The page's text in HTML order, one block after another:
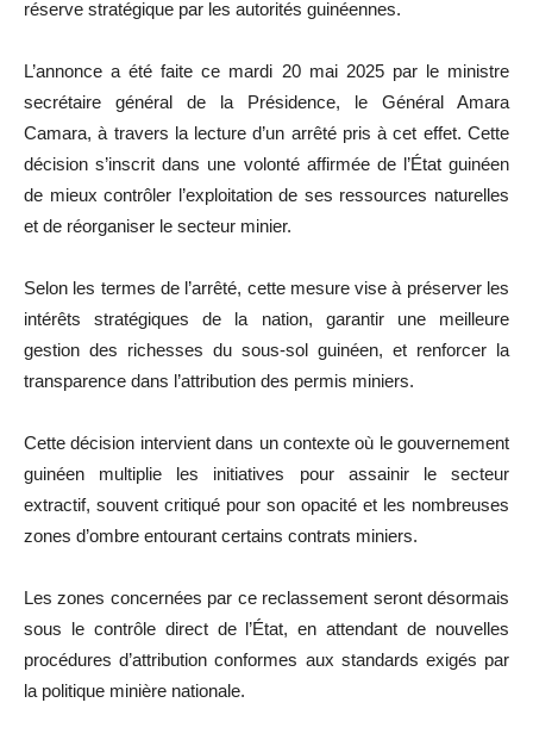
réserve stratégique par les autorités guinéennes.
L’annonce a été faite ce mardi 20 mai 2025 par le ministre
secrétaire général de la Présidence, le Général Amara
Camara, à travers la lecture d’un arrêté pris à cet effet. Cette
décision s’inscrit dans une volonté affirmée de l’État guinéen
de mieux contrôler l’exploitation de ses ressources naturelles
et de réorganiser le secteur minier.
Selon les termes de l’arrêté, cette mesure vise à préserver les
intérêts stratégiques de la nation, garantir une meilleure
gestion des richesses du sous-sol guinéen, et renforcer la
transparence dans l’attribution des permis miniers.
Cette décision intervient dans un contexte où le gouvernement
guinéen multiplie les initiatives pour assainir le secteur
extractif, souvent critiqué pour son opacité et les nombreuses
zones d’ombre entourant certains contrats miniers.
Les zones concernées par ce reclassement seront désormais
sous le contrôle direct de l’État, en attendant de nouvelles
procédures d’attribution conformes aux standards exigés par
la politique minière nationale.